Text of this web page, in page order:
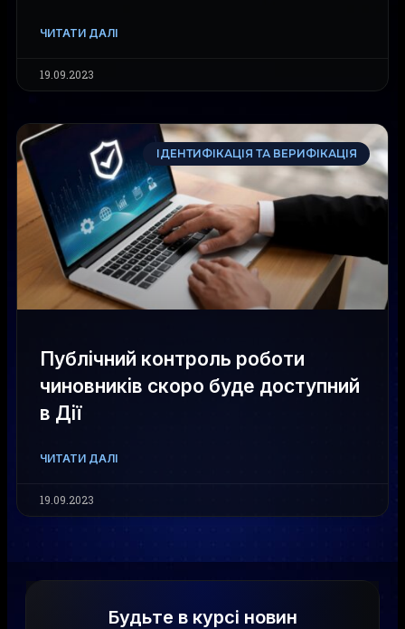
ЧИТАТИ ДАЛІ
19.09.2023
ІДЕНТИФІКАЦІЯ ТА ВЕРИФІКАЦІЯ
Публічний контроль роботи
чиновників скоро буде доступний
в Дії
ЧИТАТИ ДАЛІ
19.09.2023
Будьте в курсі новин